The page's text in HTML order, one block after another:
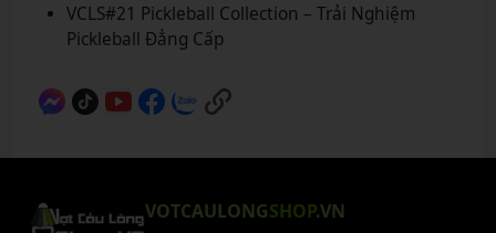
VCLS#21 Pickleball Collection – Trải Nghiệm
Pickleball Đẳng Cấp
VOTCAULONGSHOP.VN